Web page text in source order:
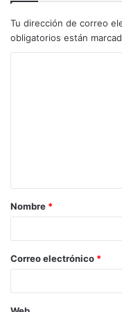
Tu dirección de correo
obligatorios están
Nombre *
Correo electrónico *